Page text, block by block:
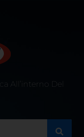
All’interno Del